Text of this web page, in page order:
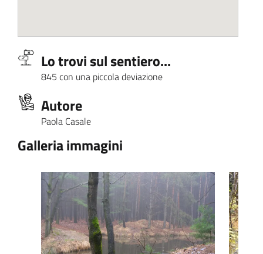
Lo trovi sul sentiero...
845 con una piccola deviazione
Autore
Paola Casale
Galleria immagini